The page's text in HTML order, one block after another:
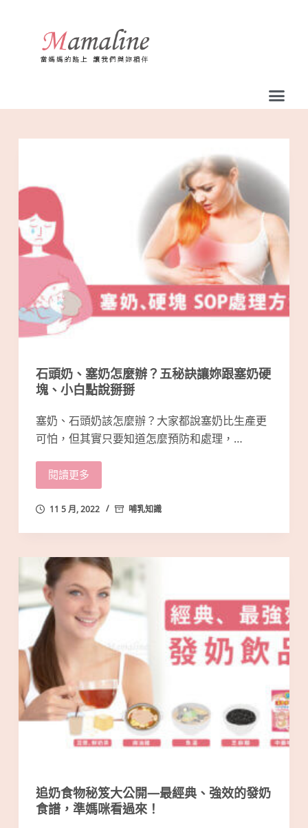
容
石頭奶、塞奶怎麼辦？五秘訣讓妳跟塞奶硬
塊、小白點說掰掰
塞奶、石頭奶該怎麼辦？大家都說塞奶比生產更
可怕，但其實只要知道怎麼預防和處理，…
閱讀更多
11 5 月, 2022 哺乳知識
追奶食物秘笈大公開—最經典、強效的發奶
食譜，準媽咪看過來！